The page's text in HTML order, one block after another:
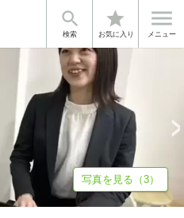

検索
star
お気に入り

メニュー
企業情報
写真を見る（3）